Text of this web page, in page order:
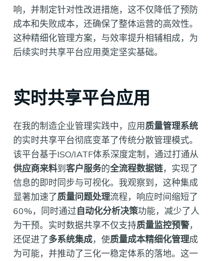
响，并制定针对性改进措施，这不仅降低了预防
成本和失败成本，还确保了整体运营的高效性。
这种精细化管理方案，与效率提升相辅相成，为
后续实时共享平台应用奠定坚实基础。
实时共享平台应用
在我的制造企业管理实践中，应用质量管理系统
的实时共享平台彻底变革了传统分散管理模式。
该平台基于ISO/IATF体系深度定制，通过打通从
供应商来料到 客户服务的全流程数据链，实现了
信息的即时同步与可视化。我观察到，这种集成
显著加速了质量问题处理流程，响应时间缩短了
60%，同时通过自动化分析决策功能，减少了人
为干预。实时数据共享不仅支持质量监控预警，
还促进了多系统集成，使质量成本精细化管理成
为可能，并推动了三化一稳定体系的落地。这一